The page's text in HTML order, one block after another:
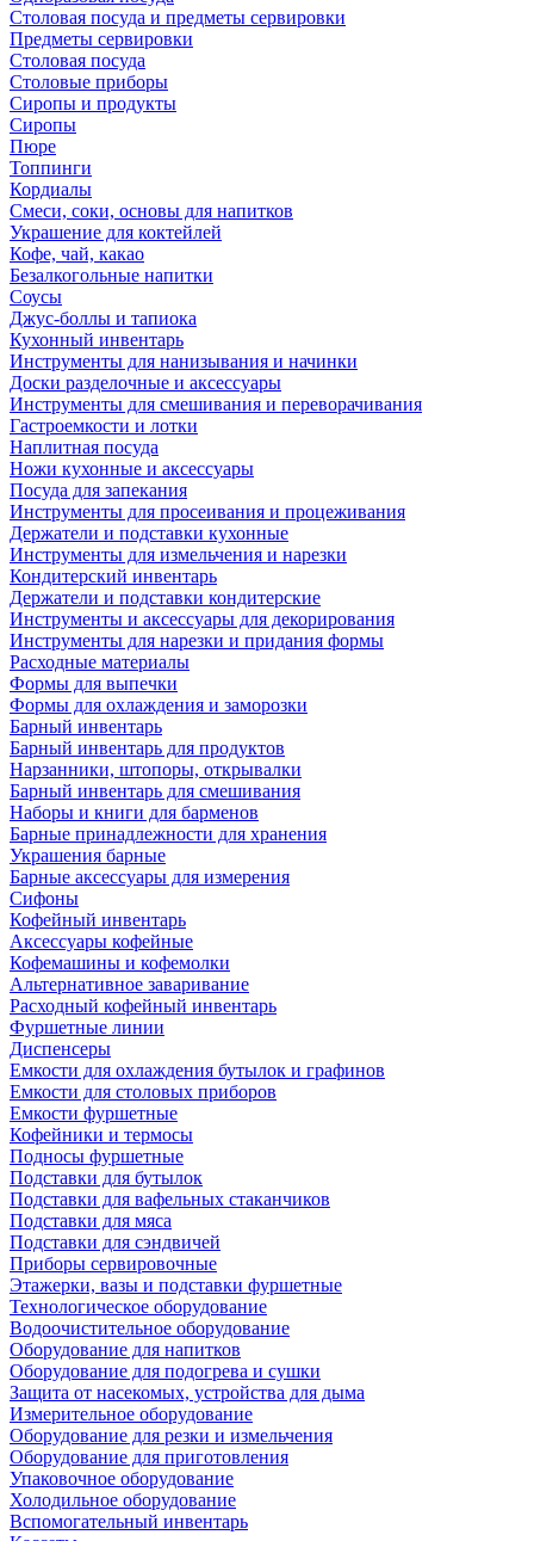
Столовая посуда и предметы сервировки
Предметы сервировки
Столовая посуда
Столовые приборы
Сиропы и продукты
Сиропы
Пюре
Топпинги
Кордиалы
Смеси, соки, основы для напитков
Украшение для коктейлей
Кофе, чай, какао
Безалкогольные напитки
Соусы
Джус-боллы и тапиока
Кухонный инвентарь
Инструменты для нанизывания и начинки
Доски разделочные и аксессуары
Инструменты для смешивания и переворачивания
Гастроемкости и лотки
Наплитная посуда
Ножи кухонные и аксессуары
Посуда для запекания
Инструменты для просеивания и процеживания
Держатели и подставки кухонные
Инструменты для измельчения и нарезки
Кондитерский инвентарь
Держатели и подставки кондитерские
Инструменты и аксессуары для декорирования
Инструменты для нарезки и придания формы
Расходные материалы
Формы для выпечки
Формы для охлаждения и заморозки
Барный инвентарь
Барный инвентарь для продуктов
Нарзанники, штопоры, открывалки
Барный инвентарь для смешивания
Наборы и книги для барменов
Барные принадлежности для хранения
Украшения барные
Барные аксессуары для измерения
Сифоны
Кофейный инвентарь
Аксессуары кофейные
Кофемашины и кофемолки
Альтернативное заваривание
Расходный кофейный инвентарь
Фуршетные линии
Диспенсеры
Емкости для охлаждения бутылок и графинов
Емкости для столовых приборов
Емкости фуршетные
Кофейники и термосы
Подносы фуршетные
Подставки для бутылок
Подставки для вафельных стаканчиков
Подставки для мяса
Подставки для сэндвичей
Приборы сервировочные
Этажерки, вазы и подставки фуршетные
Технологическое оборудование
Водоочистительное оборудование
Оборудование для напитков
Оборудование для подогрева и сушки
Защита от насекомых, устройства для дыма
Измерительное оборудование
Оборудование для резки и измельчения
Оборудование для приготовления
Упаковочное оборудование
Холодильное оборудование
Вспомогательный инвентарь